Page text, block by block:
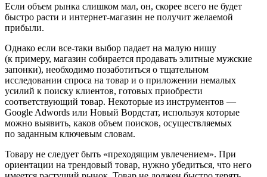
Если объем рынка слишком мал, он, скорее всего не будет
быстро расти и интернет-магазин не получит желаемой
прибыли.
Однако если все-таки выбор падает на малую нишу
(к примеру, магазин собирается продавать элитные мужские
запонки), необходимо позаботиться о тщательном
исследовании спроса на товар и о приложении немалых
усилий к поиску клиентов, готовых приобрести
соответствующий товар. Некоторые из инструментов —
Google Adwords или Новый Вордстат, используя которые
можно выявить, каков объем поисков, осуществляемых
по заданным ключевым словам.
Товару не следует быть «преходящим увлечением». При
ориентации на трендовый товар, нужно убедиться, что него